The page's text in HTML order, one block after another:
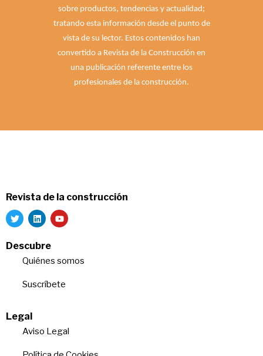
sobre productos, tendencias y actualidad;
tratando esta información desde el punto de
vista de su lector. Estos contenidos han
convertido a Revista de la Construcción en
una publicación referente entre los
profesionales de la construcción.
Revista de la construcción
Descubre
Quiénes somos
Suscríbete
Legal
Aviso Legal